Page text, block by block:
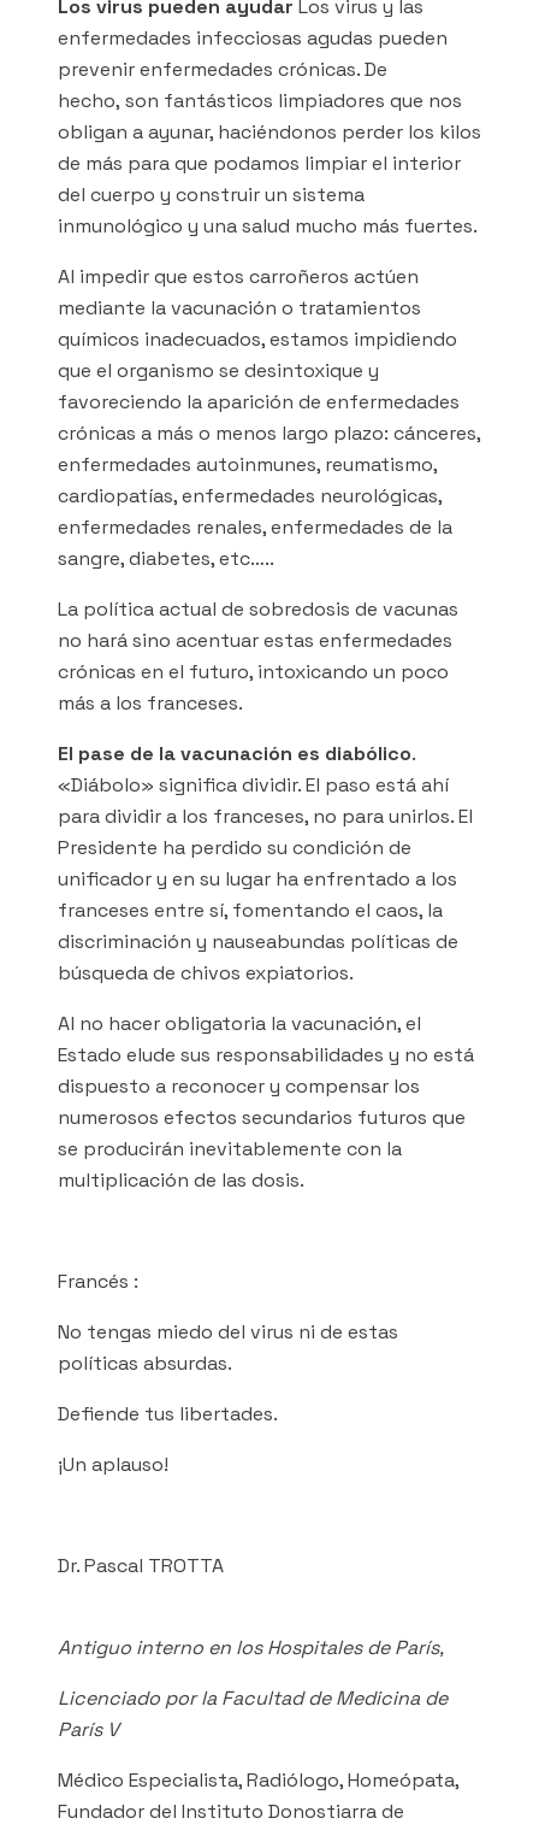
Los virus pueden ayudar Los virus y las
enfermedades infecciosas agudas pueden
prevenir enfermedades crónicas. De
hecho, son fantásticos limpiadores que nos
obligan a ayunar, haciéndonos perder los kilos
de más para que podamos limpiar el interior
del cuerpo y construir un sistema
inmunológico y una salud mucho más fuertes.
Al impedir que estos carroñeros actúen
mediante la vacunación o tratamientos
químicos inadecuados, estamos impidiendo
que el organismo se desintoxique y
favoreciendo la aparición de enfermedades
crónicas a más o menos largo plazo: cánceres,
enfermedades autoinmunes, reumatismo,
cardiopatías, enfermedades neurológicas,
enfermedades renales, enfermedades de la
sangre, diabetes, etc…..
La política actual de sobredosis de vacunas
no hará sino acentuar estas enfermedades
crónicas en el futuro, intoxicando un poco
más a los franceses.
El pase de la vacunación es diabólico.
«Diábolo» significa dividir. El paso está ahí
para dividir a los franceses, no para unirlos. El
Presidente ha perdido su condición de
unificador y en su lugar ha enfrentado a los
franceses entre sí, fomentando el caos, la
discriminación y nauseabundas políticas de
búsqueda de chivos expiatorios.
Al no hacer obligatoria la vacunación, el
Estado elude sus responsabilidades y no está
dispuesto a reconocer y compensar los
numerosos efectos secundarios futuros que
se producirán inevitablemente con la
multiplicación de las dosis.
Francés :
No tengas miedo del virus ni de estas
políticas absurdas.
Defiende tus libertades.
¡Un aplauso!
Dr. Pascal TROTTA
Antiguo interno en los Hospitales de París,
Licenciado por la Facultad de Medicina de
París V
Médico Especialista, Radiólogo, Homeópata,
Fundador del Instituto Donostiarra de